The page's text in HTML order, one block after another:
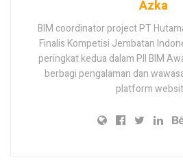
Azka
BIM coordinator project PT
Finalis Kompetisi Jembatan
peringkat kedua dalam PII BIM
berbagi pengalaman dan
platform